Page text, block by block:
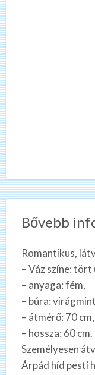
Bővebb
Romantikus,
– Váz színe:
– anyaga: fém,
– búra:
– átmérő: 70 cm,
– hossza: 60 cm.
Személyesen
Árpád híd pesti